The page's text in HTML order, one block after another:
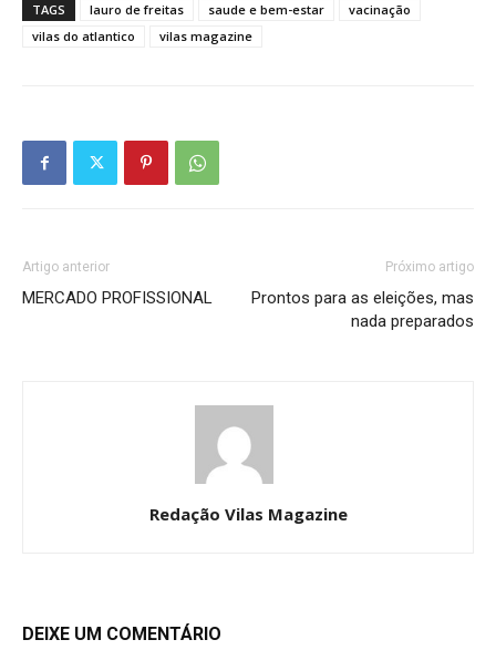
TAGS lauro de freitas saude e bem-estar
vacinação
vilas do atlantico
vilas magazine
Artigo anterior
MERCADO PROFISSIONAL
Próximo artigo
Prontos para as eleições, mas
nada preparados
Redação Vilas Magazine
DEIXE UM COMENTÁRIO